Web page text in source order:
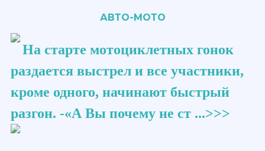
АВТО-МОТО
На старте мотоциклетных гонок
раздается выстрел и все участники,
кроме одного, начинают быстрый
разгон. -«А Вы почему не ст ...>>>